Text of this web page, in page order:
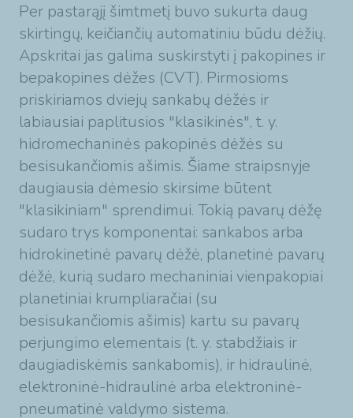
Per pastarąjį šimtmetį buvo sukurta daug
skirtingų, keičiančių automatiniu būdu dėžių.
Apskritai jas galima suskirstyti į pakopines ir
bepakopines dėžes (CVT). Pirmosioms
priskiriamos dviejų sankabų dėžės ir
labiausiai paplitusios "klasikinės", t. y.
hidromechaninės pakopinės dėžės su
besisukančiomis ašimis. Šiame straipsnyje
daugiausia dėmesio skirsime būtent
"klasikiniam" sprendimui. Tokią pavarų dėžę
sudaro trys komponentai: sankabos arba
hidrokinetinė pavarų dėžė, planetinė pavarų
dėžė, kurią sudaro mechaniniai vienpakopiai
planetiniai krumpliaračiai (su
besisukančiomis ašimis) kartu su pavarų
perjungimo elementais (t. y. stabdžiais ir
daugiadiskėmis sankabomis), ir hidraulinė,
elektroninė-hidraulinė arba elektroninė-
pneumatinė valdymo sistema.